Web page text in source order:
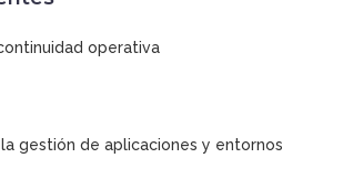
operativa
gestión de aplicaciones y entornos